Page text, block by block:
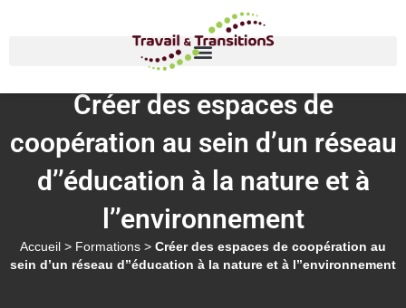
Créer des espaces de
coopération au sein d’un réseau
d’’éducation à la nature et à
l’’environnement
Accueil > Formations > Créer des espaces de coopération au
sein d’un réseau d’’éducation à la nature et à l’’environnement